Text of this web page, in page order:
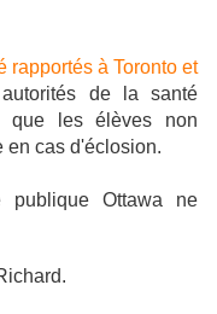
rapportés à Toronto et
de la santé
que les élèves non
en cas d'éclosion.
publique Ottawa ne